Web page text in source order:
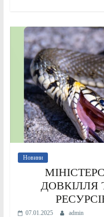
Новини
ДОВКІЛЛЯ
07.01.2025 admin